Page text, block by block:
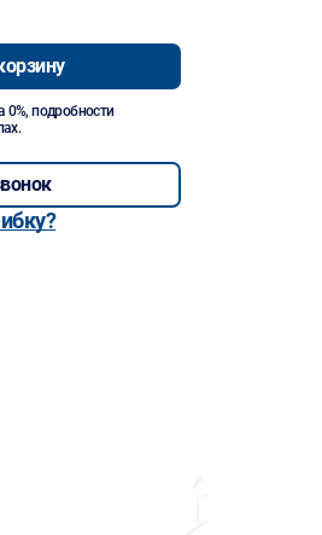
0%, подробности